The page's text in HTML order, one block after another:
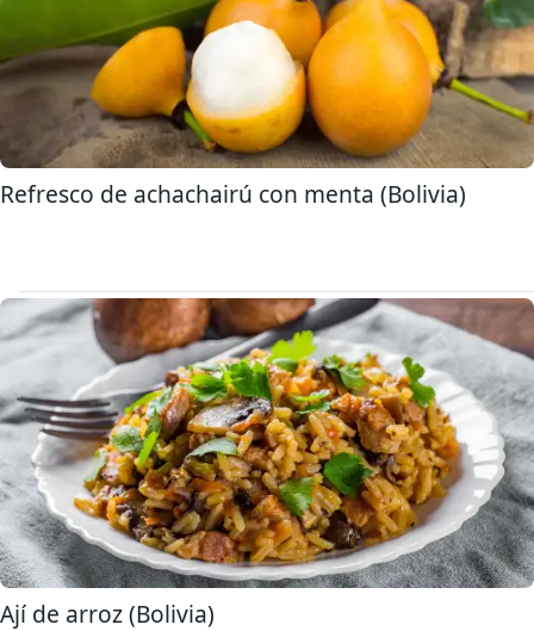
Refresco de achachairú con menta (Bolivia)
Ají de arroz (Bolivia)